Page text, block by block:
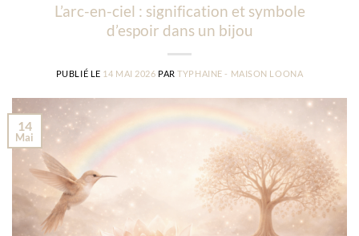
L’arc-en-ciel : signification et symbole
d’espoir dans un bijou
PUBLIÉ LE 14 MAI 2026 PARTYPHAINE - MAISON LOONA
14
Mai